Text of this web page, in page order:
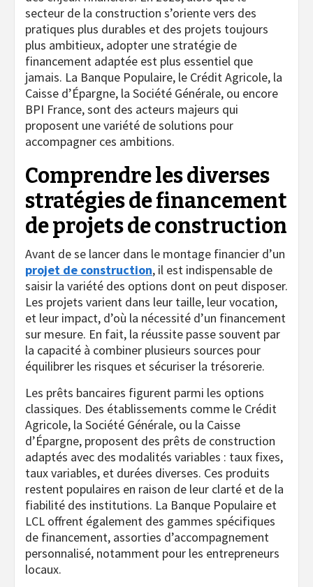
secteur de la construction s’oriente vers des
pratiques plus durables et des projets toujours
plus ambitieux, adopter une stratégie de
financement adaptée est plus essentiel que
jamais. La Banque Populaire, le Crédit Agricole, la
Caisse d’Épargne, la Société Générale, ou encore
BPI France, sont des acteurs majeurs qui
proposent une variété de solutions pour
accompagner ces ambitions.
Comprendre les diverses
stratégies de financement
de projets de construction
Avant de se lancer dans le montage financier d’un
projet de construction, il est indispensable de
saisir la variété des options dont on peut disposer.
Les projets varient dans leur taille, leur vocation,
et leur impact, d’où la nécessité d’un financement
sur mesure. En fait, la réussite passe souvent par
la capacité à combiner plusieurs sources pour
équilibrer les risques et sécuriser la trésorerie.
Les prêts bancaires figurent parmi les options
classiques. Des établissements comme le Crédit
Agricole, la Société Générale, ou la Caisse
d’Épargne, proposent des prêts de construction
adaptés avec des modalités variables : taux fixes,
taux variables, et durées diverses. Ces produits
restent populaires en raison de leur clarté et de la
fiabilité des institutions. La Banque Populaire et
LCL offrent également des gammes spécifiques
de financement, assorties d’accompagnement
personnalisé, notamment pour les entrepreneurs
locaux.